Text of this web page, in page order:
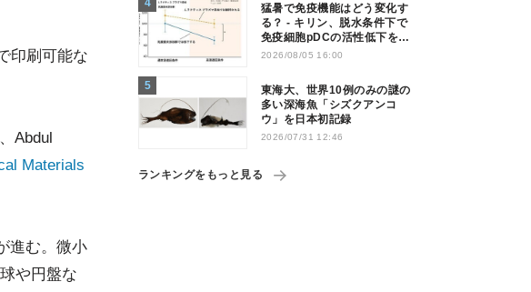
印刷可能な
Abdul
Materials
進む。微小
や円盤な
猛暑で免疫機能はどう変化す
る？ - キリン、脱水条件下で
免疫細胞pDCの活性低下を確
認
2026/08/05 16:00
東海大、世界10例のみの謎の
多い深海魚「シズクアンコ
ウ」を日本初記録
2026/07/31 12:46
ランキングをもっと見る